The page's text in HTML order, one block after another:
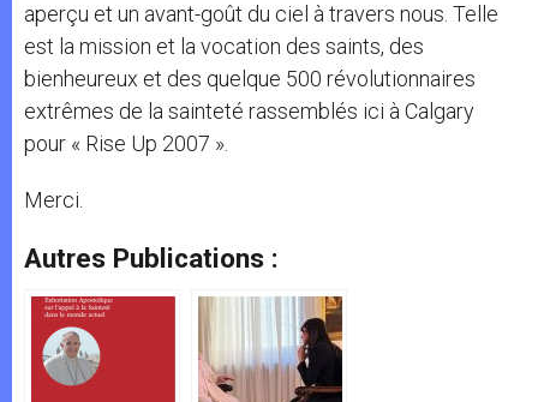
aperçu et un avant-goût du ciel à travers nous. Telle
est la mission et la vocation des saints, des
bienheureux et des quelque 500 révolutionnaires
extrêmes de la sainteté rassemblés ici à Calgary
pour « Rise Up 2007 ».
Merci.
Autres Publications :